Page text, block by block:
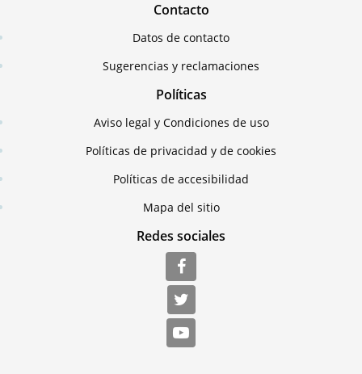
Contacto
Datos de contacto
Sugerencias y reclamaciones
Políticas
Aviso legal y Condiciones de uso
Políticas de privacidad y de cookies
Políticas de accesibilidad
Mapa del sitio
Redes sociales